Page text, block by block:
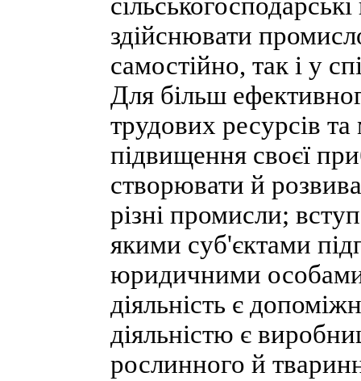
здійснювати
самостійно, так і у
Для більш
трудових ресурсів
підвищення своєї
створювати й
різні промисли;
якими суб'єктами
юридичними
діяльність є
діяльністю є
рослинного й